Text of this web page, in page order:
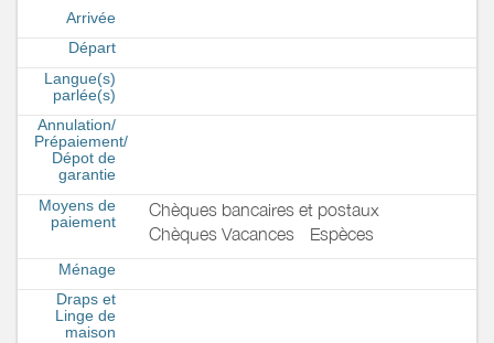
Arrivée
Départ
Langue(s)
parlée(s)
Annulation/
Prépaiement/
Dépot de
garantie
Moyens de
paiement
Chèques bancaires et postaux
Chèques Vacances
Espèces
Ménage
Draps et
Linge de
maison